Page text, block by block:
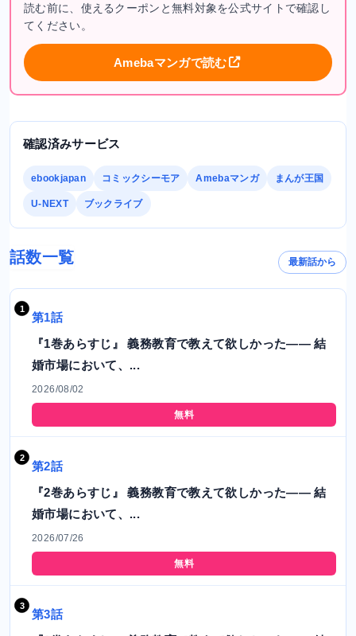
読む前に、使えるクーポンと無料対象を公式サイトで確認し
てください。
Amebaマンガで読む
確認済みサービス
ebookjapan コミックシーモア Amebaマンガ まんが王国
U-NEXT ブックライブ
話数一覧 最新話から
第1話
『1巻あらすじ』 義務教育で教えて欲しかった―― 結
婚市場において、...
2026/08/02
無料
第2話
『2巻あらすじ』 義務教育で教えて欲しかった―― 結
婚市場において、...
2026/07/26
無料
第3話